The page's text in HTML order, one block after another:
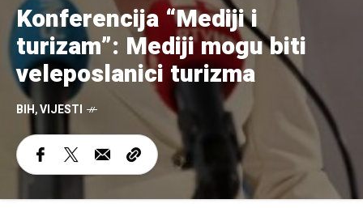
Konferencija “Mediji i
turizam”: Mediji mogu biti
veleposlanici turizma
BIH,VIJESTI